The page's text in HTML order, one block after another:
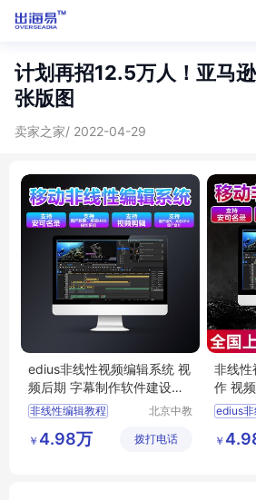
计划再招12.5万人！亚马
张版图
卖家之家/ 2022-04-29
edius非线性视频编辑系统 视
频后期 字幕制作软件建设方
案
非线性编辑教程
录播导播一体机
北京中教
有限公司
￥ 4.98万 拨打电话
非线性
作 视
edius
编辑软
￥